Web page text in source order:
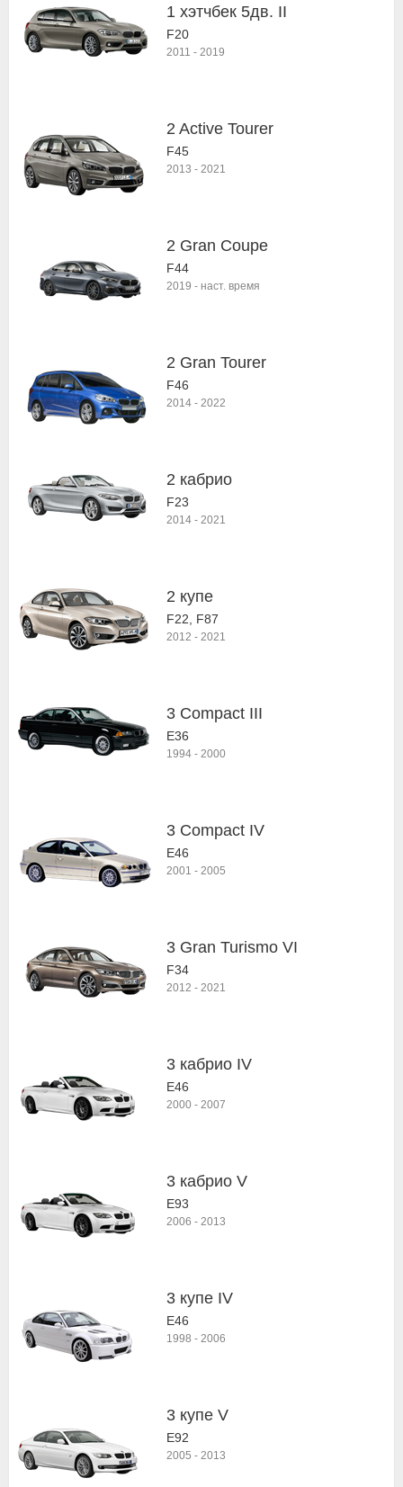
1 хэтчбек 5дв. II
F20
2011 - 2019
2 Active Tourer
F45
2013 - 2021
2 Gran Coupe
F44
2019 - наст. время
2 Gran Tourer
F46
2014 - 2022
2 кабрио
F23
2014 - 2021
2 купе
F22, F87
2012 - 2021
3 Compact III
E36
1994 - 2000
3 Compact IV
E46
2001 - 2005
3 Gran Turismo VI
F34
2012 - 2021
3 кабрио IV
E46
2000 - 2007
3 кабрио V
E93
2006 - 2013
3 купе IV
E46
1998 - 2006
3 купе V
E92
2005 - 2013